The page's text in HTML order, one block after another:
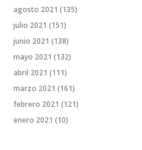
agosto 2021 (135)
julio 2021 (151)
junio 2021 (138)
mayo 2021 (132)
abril 2021 (111)
marzo 2021 (161)
febrero 2021 (121)
enero 2021 (10)